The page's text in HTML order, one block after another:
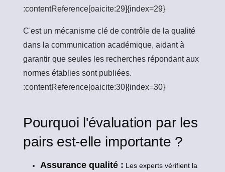
:contentReference[oaicite:29]{index=29}
C'est un mécanisme clé de contrôle de la qualité
dans la communication académique, aidant à
garantir que seules les recherches répondant aux
normes établies sont publiées.
:contentReference[oaicite:30]{index=30}
Pourquoi l'évaluation par les
pairs est-elle importante ?
Assurance qualité : Les experts vérifient la